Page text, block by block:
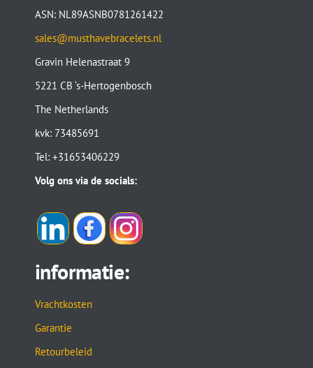
ASN: NL89ASNB0781261422
sales@musthavebracelets.nl
Gravin Helenastraat 9
5221 CB ‘s-Hertogenbosch
The Netherlands
kvk: 73485691
Tel: +31653406229
Volg ons via de socials:
informatie:
Vrachtkosten
Garantie
Retourbeleid